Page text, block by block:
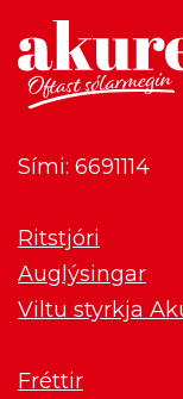
Sími: 6691114
Ritstjóri
Auglýsingar
Viltu styrkja
Fréttir